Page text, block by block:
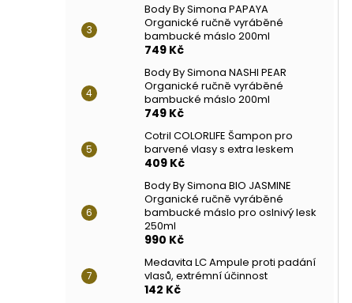
Body By Simona PAPAYA
Organické ručně vyráběné
bambucké máslo 200ml
749 Kč
Body By Simona NASHI PEAR
Organické ručně vyráběné
bambucké máslo 200ml
749 Kč
Cotril COLORLIFE Šampon pro
barvené vlasy s extra leskem
409 Kč
Body By Simona BIO JASMINE
Organické ručně vyráběné
bambucké máslo pro oslnivý lesk
250ml
990 Kč
Medavita LC Ampule proti padání
vlasů, extrémní účinnost
142 Kč